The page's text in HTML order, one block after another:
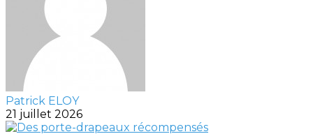
Patrick ELOY
21 juillet 2026